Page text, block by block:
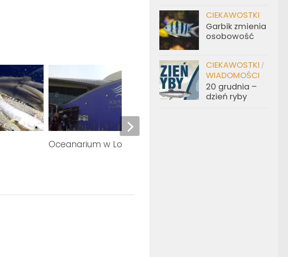
Oceanarium w Los Angeles
CIEKAWOSTKI
Garbik zmienia
osobowość
CIEKAWOSTKI /
WIADOMOŚCI
20 grudnia –
dzień ryby